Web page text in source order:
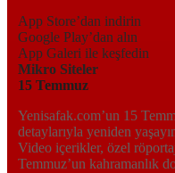
App Store’dan indirin
Google Play’dan alın
App Galeri ile keşfedin
Mikro Siteler
15 Temmuz
Yenisafak.com’un 15
detaylarıyla yeniden
Video içerikler, özel
Temmuz’un kahramanlık